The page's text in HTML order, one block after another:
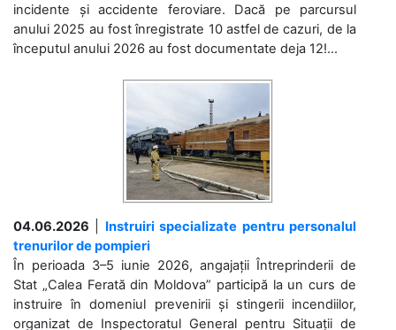
incidente și accidente feroviare. Dacă pe parcursul
anului 2025 au fost înregistrate 10 astfel de cazuri, de la
începutul anului 2026 au fost documentate deja 12!...
04.06.2026
Instruiri specializate pentru personalul
trenurilor de pompieri
În perioada 3–5 iunie 2026, angajații Întreprinderii de
Stat „Calea Ferată din Moldova” participă la un curs de
instruire în domeniul prevenirii și stingerii incendiilor,
organizat de Inspectoratul General pentru Situații de